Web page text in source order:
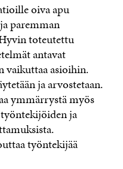
oiva apu
paremman
toteutettu
antavat
vaikuttaa asioihin.
ja arvostetaan.
ymmärrystä myös
ja
työntekijää